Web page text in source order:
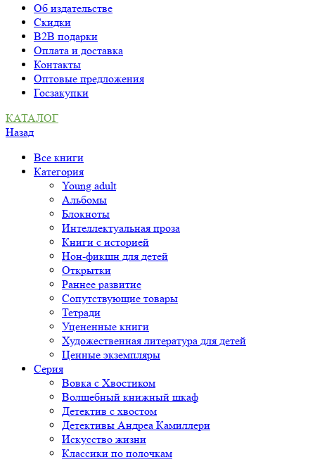
Об издательстве
Скидки
B2B подарки
Оплата и доставка
Контакты
Оптовые предложения
Госзакупки
КАТАЛОГ
Назад
Все книги
Категория
Young adult
Альбомы
Блокноты
Интеллектуальная проза
Книги с историей
Нон-фикшн для детей
Открытки
Раннее развитие
Сопутствующие товары
Тетради
Уцененные книги
Художественная литература для детей
Ценные экземпляры
Серия
Вовка с Хвостиком
Волшебный книжный шкаф
Детектив с хвостом
Детективы Андреа Камиллери
Искусство жизни
Классики по полочкам